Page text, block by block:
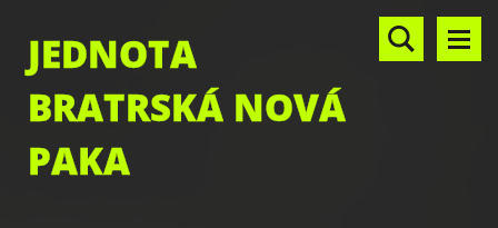
JEDNOTA
BRATRSKÁ NOVÁ
PAKA